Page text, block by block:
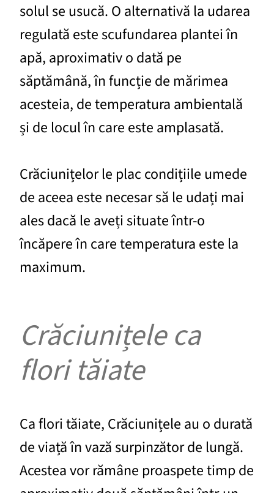
solul se usucă. O alternativă la udarea
regulată este scufundarea plantei în
apă, aproximativ o dată pe
săptămână, în funcție de mărimea
acesteia, de temperatura ambientală
și de locul în care este amplasată.
Crăciunițelor le plac condițiile umede
de aceea este necesar să le udați mai
ales dacă le aveți situate într-o
încăpere în care temperatura este la
maximum.
Crăciunițele ca
flori tăiate
Ca flori tăiate, Crăciunițele au o durată
de viață în vază surpinzător de lungă.
Acestea vor rămâne proaspete timp de